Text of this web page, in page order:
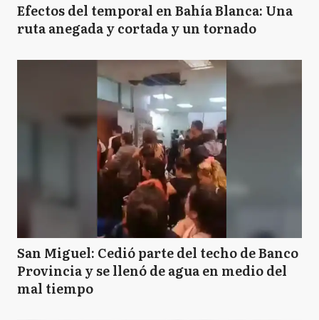
Efectos del temporal en Bahía Blanca: Una
ruta anegada y cortada y un tornado
San Miguel: Cedió parte del techo de Banco
Provincia y se llenó de agua en medio del
mal tiempo